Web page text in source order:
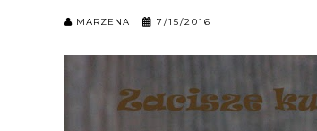
MARZENA 7/15/2016